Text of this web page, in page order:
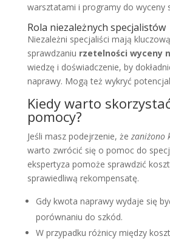
warsztatami i programy do wyceny
Rola niezależnych specjalistów
Niezależni specjaliści mają
sprawdzaniu rzetelności wyceny
wiedzę i doświadczenie, by
naprawy. Mogą też wykryć
Kiedy warto
pomocy?
Jeśli masz podejrzenie, że zaniżono
warto zwrócić się o pomoc do
ekspertyza pomoże sprawdzić
sprawiedliwą rekompensatę.
Gdy kwota naprawy wydaje się
porównaniu do szkód.
W przypadku różnicy między